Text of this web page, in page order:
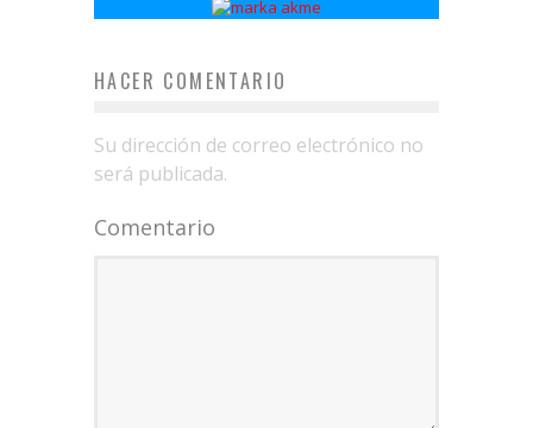
HACER COMENTARIO
Su dirección de correo electrónico no
será publicada.
Comentario